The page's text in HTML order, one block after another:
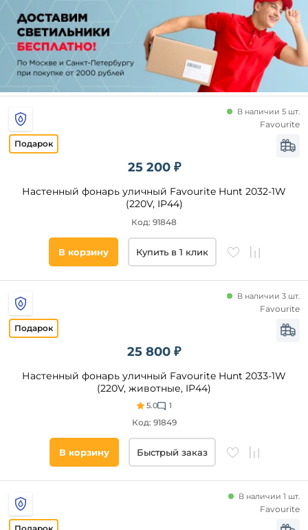
25 200 ₽
Настенный фонарь уличный Favourite Hunt 2032-1W
(220V, IP44)
В наличии 5 шт.
Код: 91848
Favourite
В корзину Купить в 1 клик
25 800 ₽
Настенный фонарь уличный Favourite Hunt 2033-1W
(220V, животные, IP44)
5.0 1
В наличии 3 шт.
Код: 91849
Favourite
В корзину Быстрый заказ
В наличии 1 шт.
Favourite